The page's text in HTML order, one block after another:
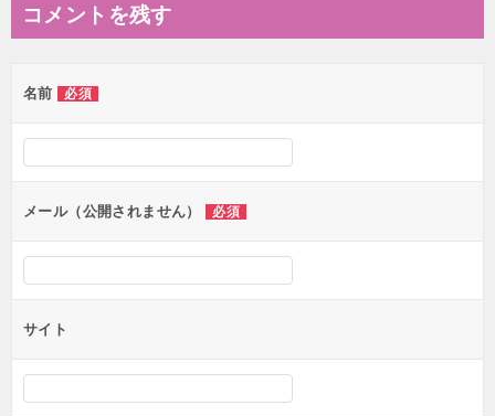
ビ
ー
シ
ン
コメントを残す
名前 必須
メール（公開されません） 必須
サイト